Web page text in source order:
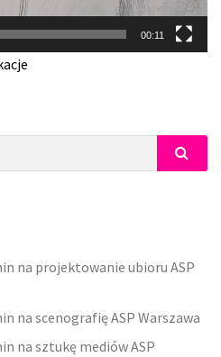
00:11
na projektowanie ubioru ASP
na scenografię ASP Warszawa
na sztukę mediów ASP